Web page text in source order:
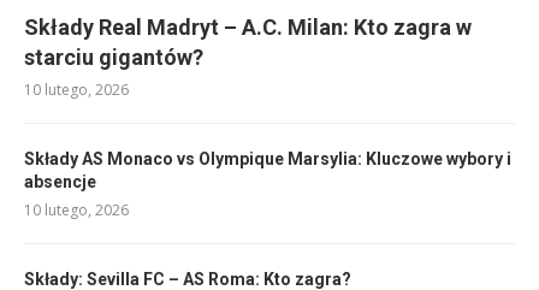
Składy Real Madryt – A.C. Milan: Kto zagra w
starciu gigantów?
10 lutego, 2026
Składy AS Monaco vs Olympique Marsylia: Kluczowe wybory i
absencje
10 lutego, 2026
Składy: Sevilla FC – AS Roma: Kto zagra?